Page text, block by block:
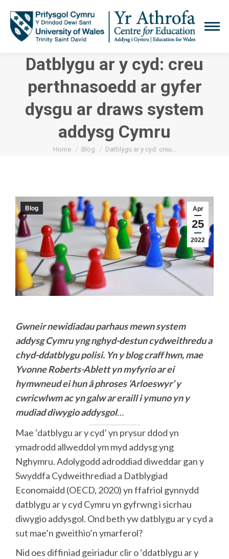
Datblygu ar y cyd: creu
perthnasoedd ar gyfer
dysgu ar draws system
addysg Cymru
You are here:
Home Blog Datblygu ar y cyd: creu…
Apr
25
2022
Blog
Gwneir newidiadau parhaus mewn system
addysg Cymru yng nghyd-destun cydweithredu a
chyd-ddatblygu polisi. Yn y blog craff hwn, mae
Yvonne Roberts-Ablett yn myfyrio ar ei
hymwneud ei hun â phroses ‘Arloeswyr’ y
cwricwlwmac yn galw ar eraill i ymuno yn y
mudiad diwygioaddysgol…
Mae ‘datblygu ar y cyd’ yn prysur ddod yn
ymadrodd allweddol ym myd addysg yng
Nghymru. Adolygodd adroddiad diweddar gan y
Swyddfa Cydweithrediad a Datblygiad
Economaidd (OECD, 2020) yn ffafriol gynnydd
datblygu ar y cyd Cymru yn gyfrwng i sicrhau
diwygio addysgol. Ond beth yw datblygu ar y cyd a
sut mae’n gweithio’n ymarferol?
Nid oes diffiniad geiriadur clir o ‘ddatblygu ar y